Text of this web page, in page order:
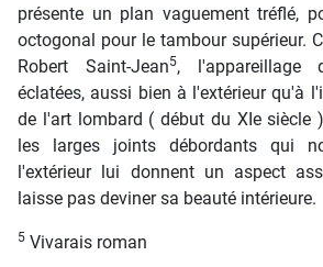
présente un plan vaguement tréflé,
octogonal pour le tambour supérieur.
Robert Saint-Jean5, l'appareillage
éclatées, aussi bien à l'extérieur qu'à
de l'art lombard ( début du XIe siècle
les larges joints débordants qui
l'extérieur lui donnent un aspect
laisse pas deviner sa beauté intérieure.
5 Vivarais roman